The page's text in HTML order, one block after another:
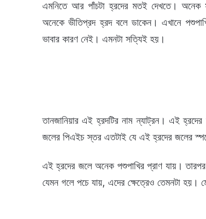
এমনিতে আর পাঁচটা হ্রদের মতই দেখতে।
অনেকে ভীতিপ্রদ হ্রদ বলে ডাকেন। এখানে
ভাবার কারণ নেই। এমনটা সত্যিই হয়।
তানজানিয়ার এই হ্রদটির নাম ন্যাট্রন। এই
জলের পিএইচ স্তর এতটাই যে এই হ্রদের জলের
এই হ্রদের জলে অনেক পশুপাখির প্রাণ যায়।
যেমন গলে পচে যায়, এদের ক্ষেত্রেও তেমনটা হয়।